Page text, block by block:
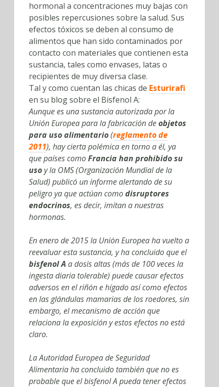
hormonal a concentraciones muy bajas con
posibles repercusiones sobre la salud. Sus
efectos tóxicos se deben al consumo de
alimentos que han sido contaminados por
contacto con materiales que contienen esta
sustancia, tales como envases, latas o
recipientes de muy diversa clase.
Tal y como cuentan las chicas de Esturirafi
en su blog sobre el Bisfenol A:
Aunque es una sustancia autorizada por la
Unión Europea para la fabricación deobjetos
para uso alimentario(reglamento de
2011), hay cierta polémica en torno a él, ya
que países comoFrancia han prohibido su
usoy la OMS (Organización Mundial de la
Salud) publicó un informe alertando de su
peligro ya que actúan comodisruptores
endocrinos, es decir, imitan a nuestras
hormonas.
En enero de 2015 la Unión Europea ha vuelto a
reevaluar esta sustancia, y ha concluido que el
bisfenol A a dosis altas (más de 100 veces la
ingesta diaria tolerable) puede causar efectos
adversos en el riñón e hígado así como efectos
en las glándulas mamarias de los roedores, sin
embargo, el mecanismo de acción que
relaciona la exposición y estos efectos no está
claro.
La Autoridad Europea de Seguridad
Alimentaria ha concluido también que no es
probable que el bisfenol A pueda tener efectos